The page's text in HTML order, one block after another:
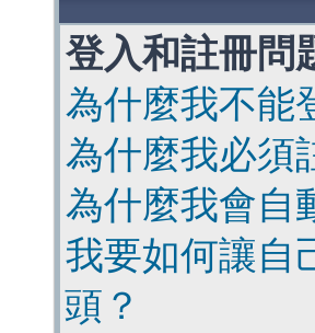
登入和註冊問
為什麼我不能
為什麼我必須
為什麼我會自
我要如何讓自
頭？